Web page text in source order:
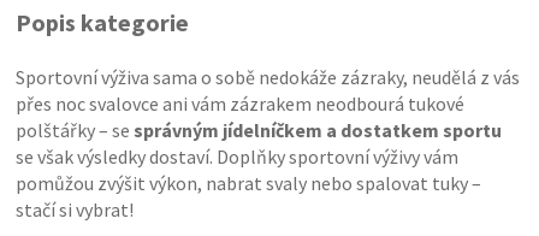
Popis kategorie
Sportovní výživa sama o sobě nedokáže zázraky, neudělá z vás
přes noc svalovce ani vám zázrakem neodbourá tukové
polštářky – se správným jídelníčkem a dostatkem sportu
se však výsledky dostaví. Doplňky sportovní výživy vám
pomůžou zvýšit výkon, nabrat svaly nebo spalovat tuky –
stačí si vybrat!